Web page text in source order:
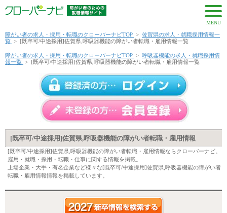
MENU
障がい者の求人・採用・転職のクローバーナビTOP > 佐賀県の求人・就職採用情報一
覧 > [既卒可/中途採用]佐賀県,呼吸器機能の障がい者転職・雇用情報一覧
障がい者の求人・採用・転職のクローバーナビTOP > 呼吸器機能の求人・就職採用情
報一覧 > [既卒可/中途採用]佐賀県,呼吸器機能の障がい者転職・雇用情報一覧
[既卒可/中途採用]佐賀県,呼吸器機能の障がい者転職・雇用情報
[既卒可/中途採用]佐賀県,呼吸器機能の障がい者転職・雇用情報ならクローバーナビ。
雇用・就職・採用・転職・仕事に関する情報を掲載。
上場企業・大手・有名企業など様々な[既卒可/中途採用]佐賀県,呼吸器機能の障がい者
転職・雇用情報情報を掲載しています。